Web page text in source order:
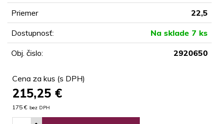
Priemer 22,5
Dostupnosť: Na sklade 7 ks
Obj. čislo: 2920650
Cena za kus (s DPH)
215,25 €
175 € bez DPH